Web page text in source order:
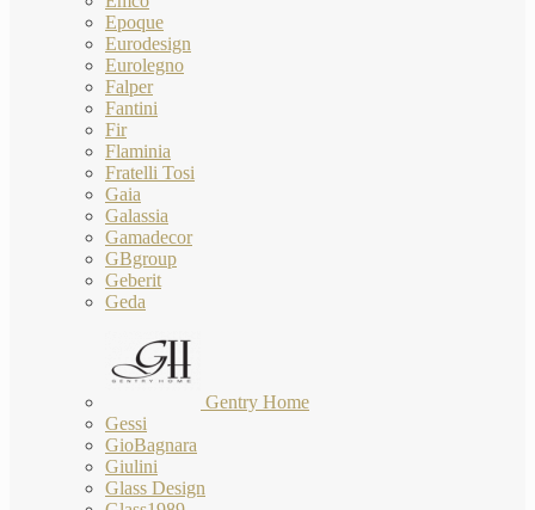
Epoque
Eurodesign
Eurolegno
Falper
Fantini
Fir
Flaminia
Fratelli Tosi
Gaia
Galassia
Gamadecor
GBgroup
Geberit
Geda
Gentry Home
Gessi
GioBagnara
Giulini
Glass Design